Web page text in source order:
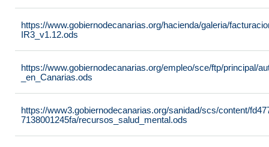
https://www.gobiernodecanarias.org/hacienda/galeria/
IR3_v1.12.ods
https://www.gobiernodecanarias.org/empleo/sce/ftp/principal/
_en_Canarias.ods
https://www3.gobiernodecanarias.org/sanidad/scs/content/
7138001245fa/recursos_salud_mental.ods